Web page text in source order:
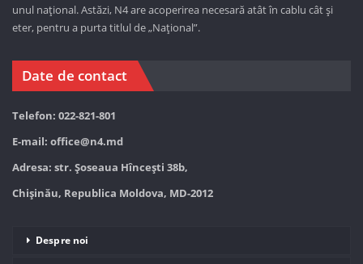
unul național. Astăzi, N4 are acoperirea necesară atât în cablu cât și
eter, pentru a purta titlul de „Național”.
Date de contact
Telefon: 022-821-801
E-mail: office@n4.md
Adresa: str. Șoseaua Hînceşti 38b,
Chișinău, Republica Moldova, MD-2012
Despre noi